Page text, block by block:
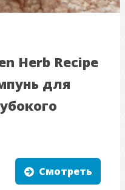
Herb Recipe
для
Смотреть